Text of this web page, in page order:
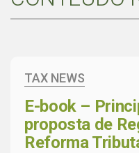
TAX NEWS
E-book –
proposta de
Reforma